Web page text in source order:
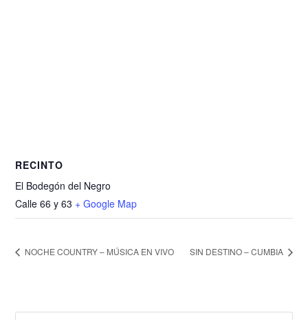
RECINTO
El Bodegón del Negro
Calle 66 y 63 + Google Map
NOCHE COUNTRY – MÚSICA EN VIVO SIN DESTINO – CUMBIA